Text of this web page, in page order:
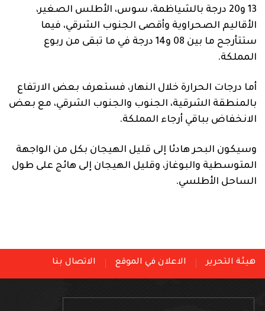
13 و20 درجة بالشياظمة، سوس، الأطلس الصغير،
الأقاليم الصحراوية وأقصى الجنوب الشرقي، فيما
ستتأرجح ما بين 08 و14 درجة في ما تبقى من ربوع
المملكة.
أما درجات الحرارة خلال النهار، فستعرف بعض الارتفاع
بالمنطقة الشرقية، الجنوب والجنوب الشرقي، مع بعض
الانخفاض بباقي أرجاء المملكة.
وسيكون البحر هادئا إلى قليل الهيجان بكل من الواجهة
المتوسطية والبوغاز، وقليل الهيجان إلى هائج على طول
الساحل الأطلسي.
هيئة التحرير الاعلان في الموقع الاتصال بنا